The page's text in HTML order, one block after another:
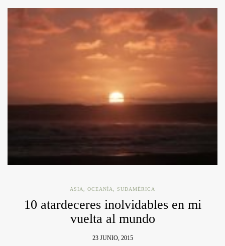
ASIA OCEANÍA SUDAMÉRICA
10 atardeceres inolvidables en mi
vuelta al mundo
23 JUNIO, 2015